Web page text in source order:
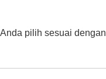
pilih sesuai dengan